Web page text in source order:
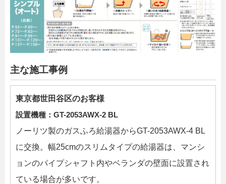
主な施工事例
東京都世田谷区のお客様
設置機種：GT-2053AWX-2 BL
ノーリツ製のガスふろ給湯器からGT-2053AWX-4 BL
に交換。幅25cmのスリムタイプの給湯器は、マンシ
ョンのパイプシャフト内やベランダの壁面に設置され
ている場合が多いです。